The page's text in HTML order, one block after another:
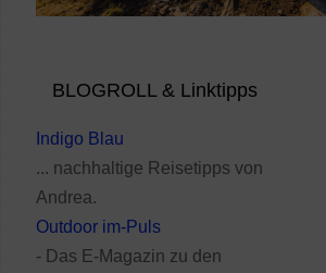
BLOGROLL & Linktipps
Indigo Blau
... nachhaltige Reisetipps von
Andrea.
Outdoor im-Puls
- Das E-Magazin zu den